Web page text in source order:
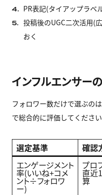
4. PR表記(タイアップラベ
5. 投稿後のUGC二次活用(
おく
インフルエンサー
フォロワー数だけで選ぶの
で総合的に評価してください
選定基準 確認
エンゲージメント
率(いいね+コメ
ント÷フォロワ
ー)
プロ
直近
算